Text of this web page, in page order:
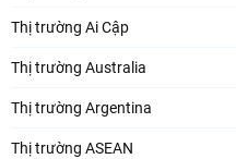
Thị trường Ai Cập
Thị trường Australia
Thị trường Argentina
Thị trường ASEAN